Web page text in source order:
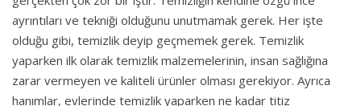
ayrıntıları ve tekniği olduğunu unutmamak gerek. Her işte
olduğu gibi, temizlik deyip geçmemek gerek. Temizlik
yaparken ilk olarak temizlik malzemelerinin, insan sağlığına
zarar vermeyen ve kaliteli ürünler olması gerekiyor. Ayrıca
hanımlar, evlerinde temizlik yaparken ne kadar titiz